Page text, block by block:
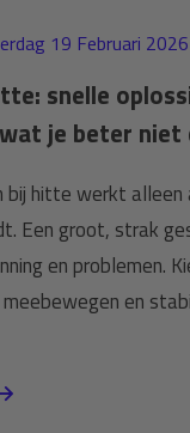
19 Februari 2026
snelle
je beter
bij hitte werkt alleen
Een groot, strak
en problemen.
en